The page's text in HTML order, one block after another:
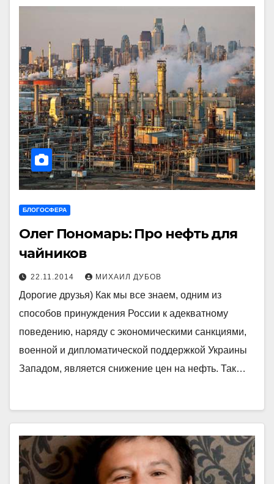
БЛОГОСФЕРА
Олег Пономарь: Про нефть для
чайников
22.11.2014 МИХАИЛ ДУБОВ
Дорогие друзья) Как мы все знаем, одним из
способов принуждения России к адекватному
поведению, наряду с экономическими санкциями,
военной и дипломатической поддержкой Украины
Западом, является снижение цен на нефть. Так…